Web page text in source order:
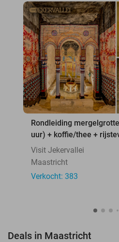
Rondleiding
uur) + koffie/thee +
waxinelichthouder
Visit Jekervallei
Maastricht
Verkocht: 383
Deals in Maastricht